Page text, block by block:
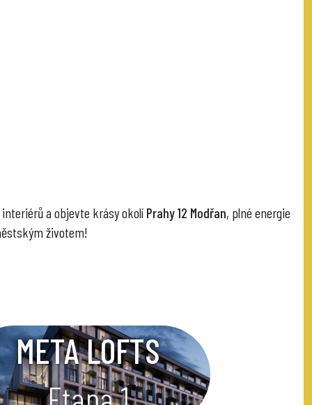
a objevte krásy okolí Prahy 12 Modřan, plné energie
životem!
META LOFTS